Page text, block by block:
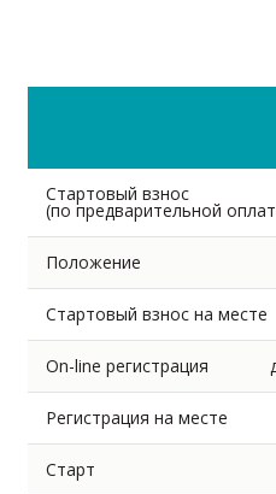
Стартовый взнос
(по предварительной
Положение
Стартовый взнос на месте
On-line регистрация
Регистрация на месте
Старт